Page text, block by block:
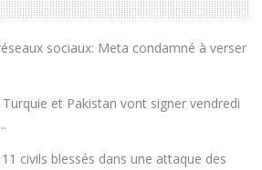
sociaux: Meta condamné à verser
et Pakistan vont signer vendredi
civils blessés dans une attaque des